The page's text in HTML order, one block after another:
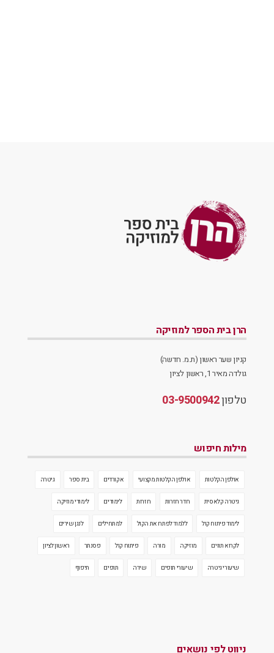
הרן בית הספר למוזיקה
קניון שער ראשון (ת.מ. חדשה)
גולדה מאיר 1, ראשון לציון
טלפון03-9500942
מילות חיפוש
אולפן הקלטות אולפן הקלטות מקצועי אקורדים בית ספר גיטרה
גיטרה קלאסית חדר חזרות חזרות לימודים לימודי מוזיקה
לימוד פיתוח קול ללמוד לפתח את הקול למתחילים לנגן שירים
לקרוא תווים מוזיקה מורה פיתוח קול פסנתר ראשון לציון
שיעורי גיטרה שיעורי תופים שירה תופים תיפוף
ניווט לפי נושאים